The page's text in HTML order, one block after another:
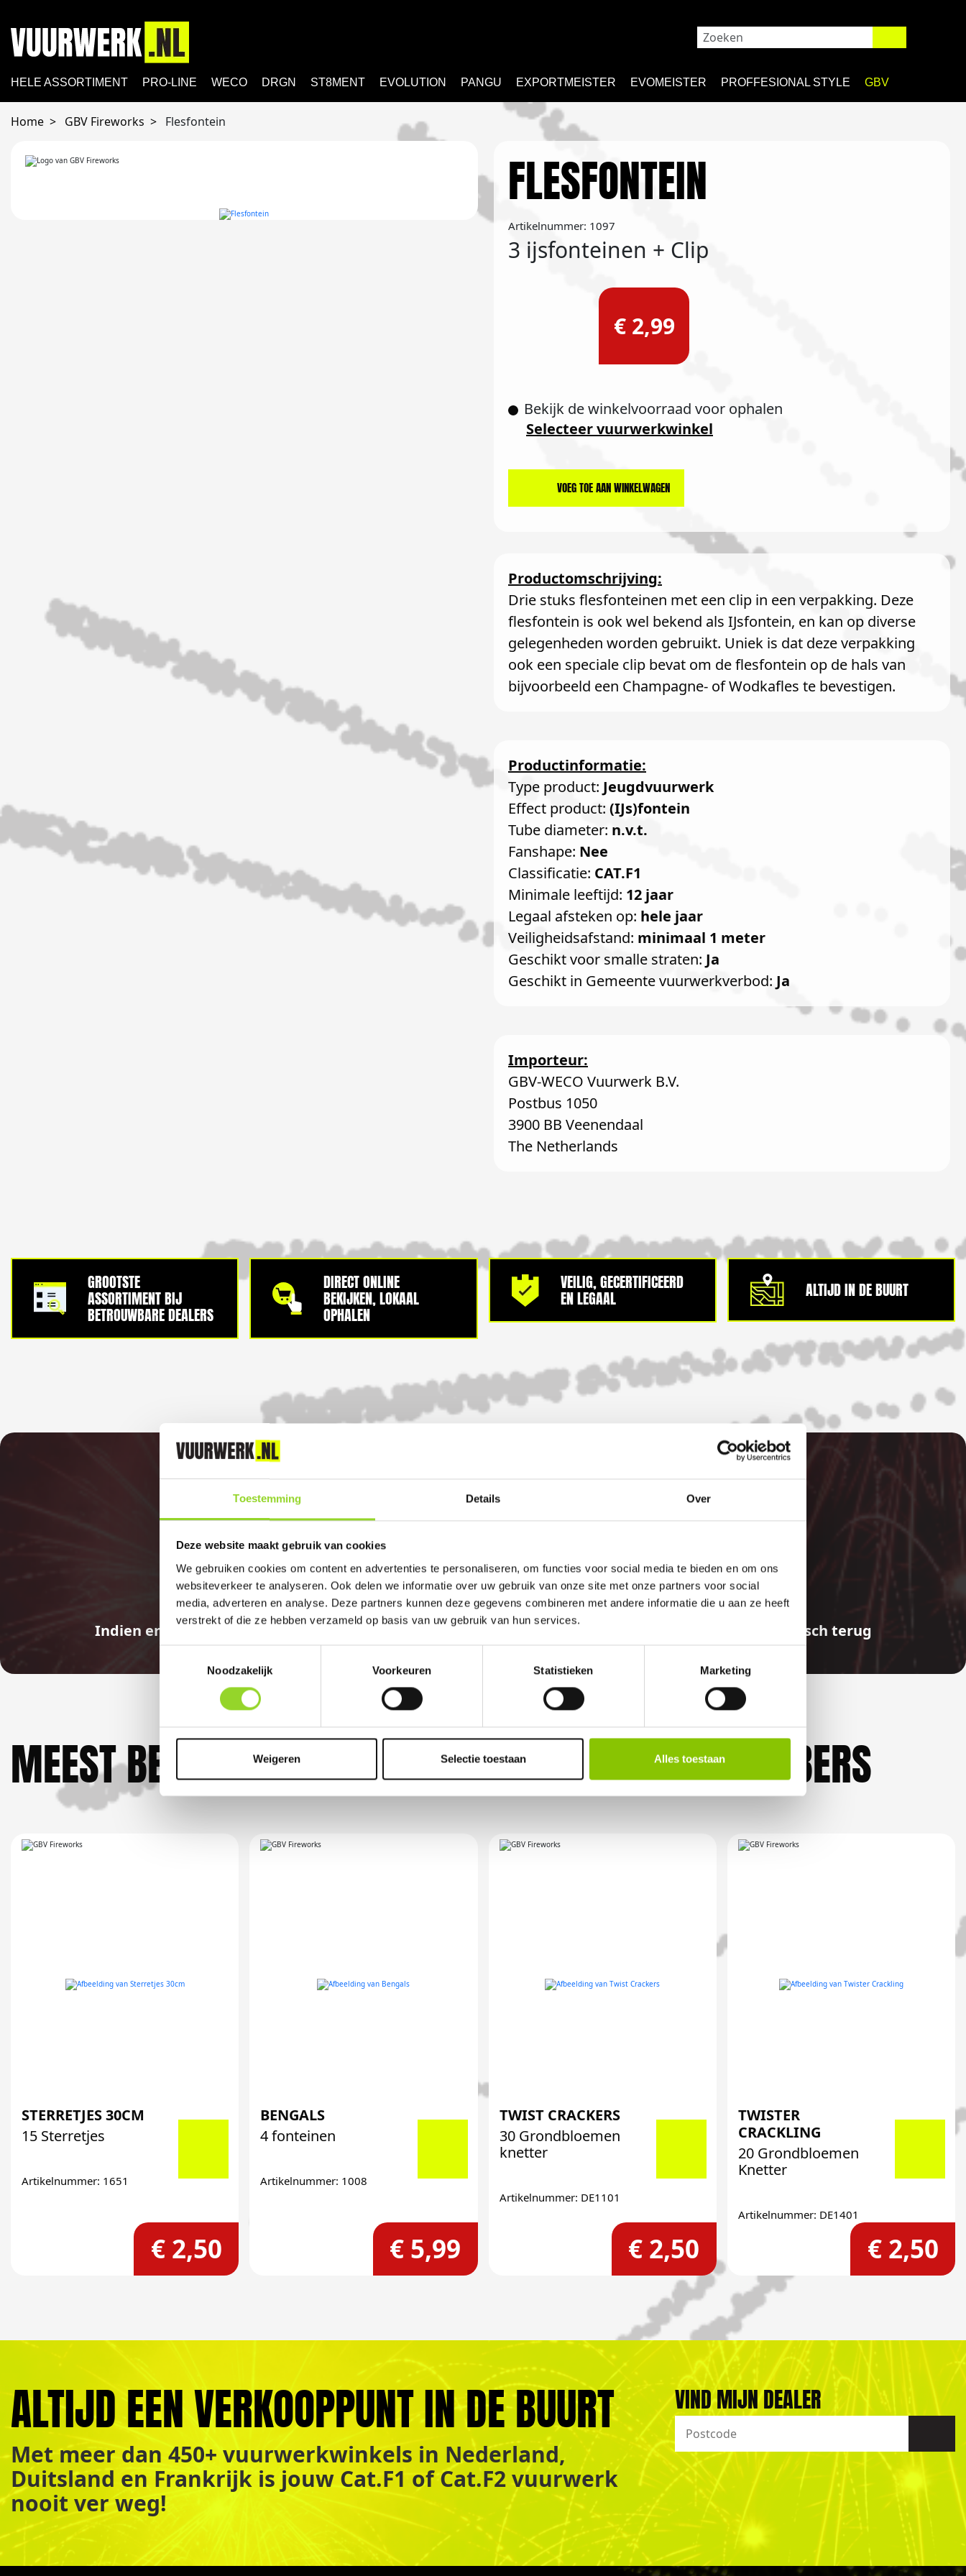
Toestemming Details Over
Deze website maakt gebruik van cookies
We gebruiken cookies om content en advertenties te personaliseren, om functies voor social media te bieden en om ons
websiteverkeer te analyseren. Ook delen we informatie over uw gebruik van onze site met onze partners voor social
media, adverteren en analyse. Deze partners kunnen deze gegevens combineren met andere informatie die u aan ze heeft
verstrekt of die ze hebben verzameld op basis van uw gebruik van hun services.
Noodzakelijk
Voorkeuren Statistieken Marketing
Weigeren Selectie toestaan Alles toestaan
HELE ASSORTIMENT PRO-LINE WECO DRGN ST8MENT EVOLUTION PANGU EXPORTMEISTER EVOMEISTER PROFFESIONAL STYLE GBV
Home GBV Fireworks Flesfontein
FLESFONTEIN
Artikelnummer: 1097
3 ijsfonteinen + Clip
€ 2,99
Bekijk de winkelvoorraad voor ophalen
Selecteer vuurwerkwinkel
VOEG TOE AAN WINKELWAGEN
Productomschrijving:
Drie stuks flesfonteinen met een clip in een verpakking. Deze
flesfontein is ook wel bekend als IJsfontein, en kan op diverse
gelegenheden worden gebruikt. Uniek is dat deze verpakking
ook een speciale clip bevat om de flesfontein op de hals van
bijvoorbeeld een Champagne- of Wodkafles te bevestigen.
Productinformatie:
Type product: Jeugdvuurwerk
Effect product: (IJs)fontein
Tube diameter: n.v.t.
Fanshape: Nee
Classificatie: CAT.F1
Minimale leeftijd: 12 jaar
Legaal afsteken op: hele jaar
Veiligheidsafstand: minimaal 1 meter
Geschikt voor smalle straten: Ja
Geschikt in Gemeente vuurwerkverbod: Ja
Importeur:
GBV-WECO Vuurwerk B.V.
Postbus 1050
3900 BB Veenendaal
The Netherlands
GROOTSTE
ASSORTIMENT BIJ
BETROUWBARE DEALERS
DIRECT ONLINE
BEKIJKEN, LOKAAL
OPHALEN
VEILIG, GECERTIFICEERD
EN LEGAAL ALTIJD IN DE BUURT
100%
GELD TERUG GARANTIE
Indien er in 2026 weer een landelijk vuurwerkverbod is, storten wij de betaalde bedragen automatisch terug
MEEST BEKEKEN DOOR ANDERE VUURWERKLIEFHEBBERS
STERRETJES 30CM
15 Sterretjes
Artikelnummer: 1651
€ 2,50
BENGALS
4 fonteinen
Artikelnummer: 1008
€ 5,99
TWIST CRACKERS
30 Grondbloemen
knetter
Artikelnummer: DE1101
€ 2,50
TWISTER
CRACKLING
20 Grondbloemen
Knetter
Artikelnummer: DE1401
€ 2,50
ALTIJD EEN VERKOOPPUNT IN DE BUURT
Met meer dan 450+ vuurwerkwinkels in Nederland,
Duitsland en Frankrijk is jouw Cat.F1 of Cat.F2 vuurwerk
nooit ver weg!
VIND MIJN DEALER